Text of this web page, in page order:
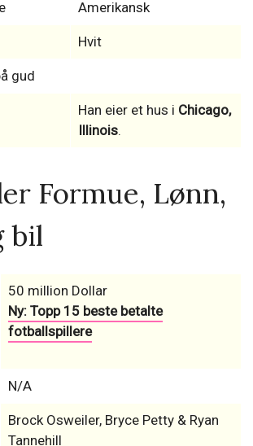
Amerikansk
Hvit
gud
Han eier et hus i Chicago,
Illinois.
Formue, Lønn,
bil
50 million Dollar
Ny: Topp 15 beste betalte
fotballspillere
N/A
Brock Osweiler, Bryce Petty & Ryan
Tannehill